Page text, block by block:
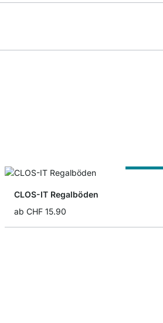
CLOS-IT Regalböden
ab CHF 15.90